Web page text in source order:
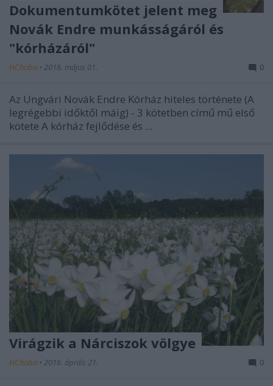
Dokumentumkötet jelent meg
Novák Endre munkásságáról és
"kórházáról"
HChoba • 2016. május 01. 0
Az Ungvári Novák Endre Kórház hiteles története (A
legrégebbi időktől máig) - 3 kötetben című mű első
kötete A kórház fejlődése és ...
Virágzik a Nárciszok völgye
HChoba • 2016. április 21. 0